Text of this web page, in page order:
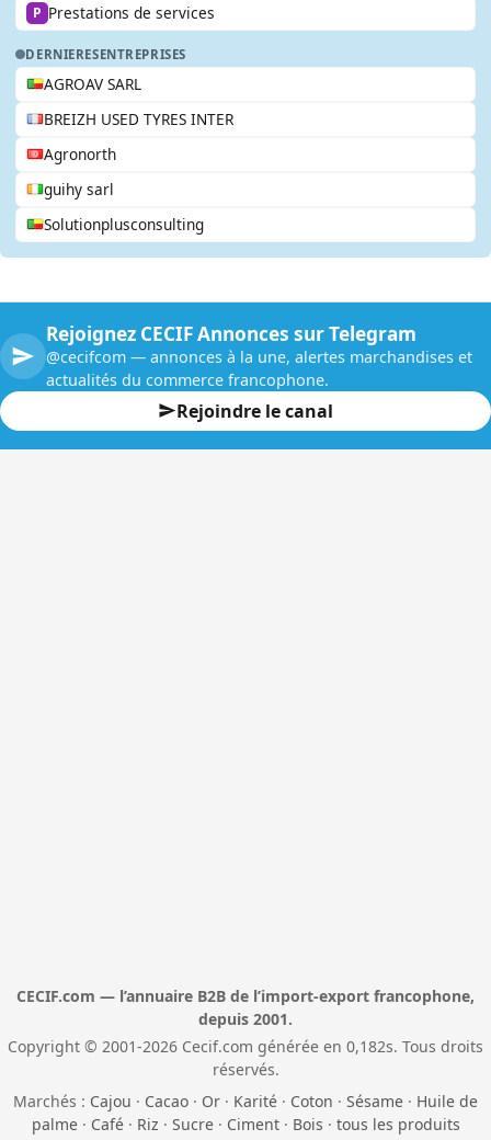
P Prestations de services
DERNIERESENTREPRISES
AGROAV SARL
BREIZH USED TYRES INTER
Agronorth
guihy sarl
Solutionplusconsulting
Rejoignez CECIF Annonces sur Telegram
@cecifcom — annonces à la une, alertes marchandises et
actualités du commerce francophone.
Rejoindre le canal
CECIF.com — l’annuaire B2B de l’import-export francophone,
depuis 2001.
Copyright © 2001-2026 Cecif.com générée en 0,182s. Tous droits
réservés.
Marchés : Cajou · Cacao · Or · Karité · Coton · Sésame · Huile de
palme· Café· Riz · Sucre· Ciment· Bois · tous les produits